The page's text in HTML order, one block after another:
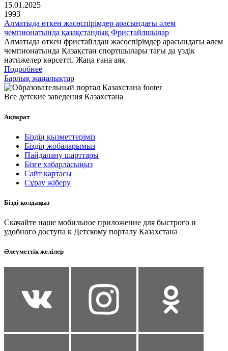
15.01.2025
1993
Алматыда өткен жасөспірімдер арасындағы әлем
чемпионатында қазақстандық Фристайлшылар
Алматыда өткен фристайлдан жасөспірімдер арасындағы әлем
чемпионатында Қазақстан спортшылары тағы да үздік
нәтижелер көрсетті. Жаңа ғана аяқ
Подробнее
Барлық жаңалықтар
Все детские заведения Казахстана
Ақпарат
Біздің қызметтеріміз
Біздің жобаларымыз
Пайдалану шарттары
Бізге хабарласыңыз
Сайт картасы
Сұрау жіберу
Бізді қолдаңыз
Скачайте наше мобильное приложение для быстрого и
удобного доступа к Детскому порталу Казахстана
Әлеуметтік желілер